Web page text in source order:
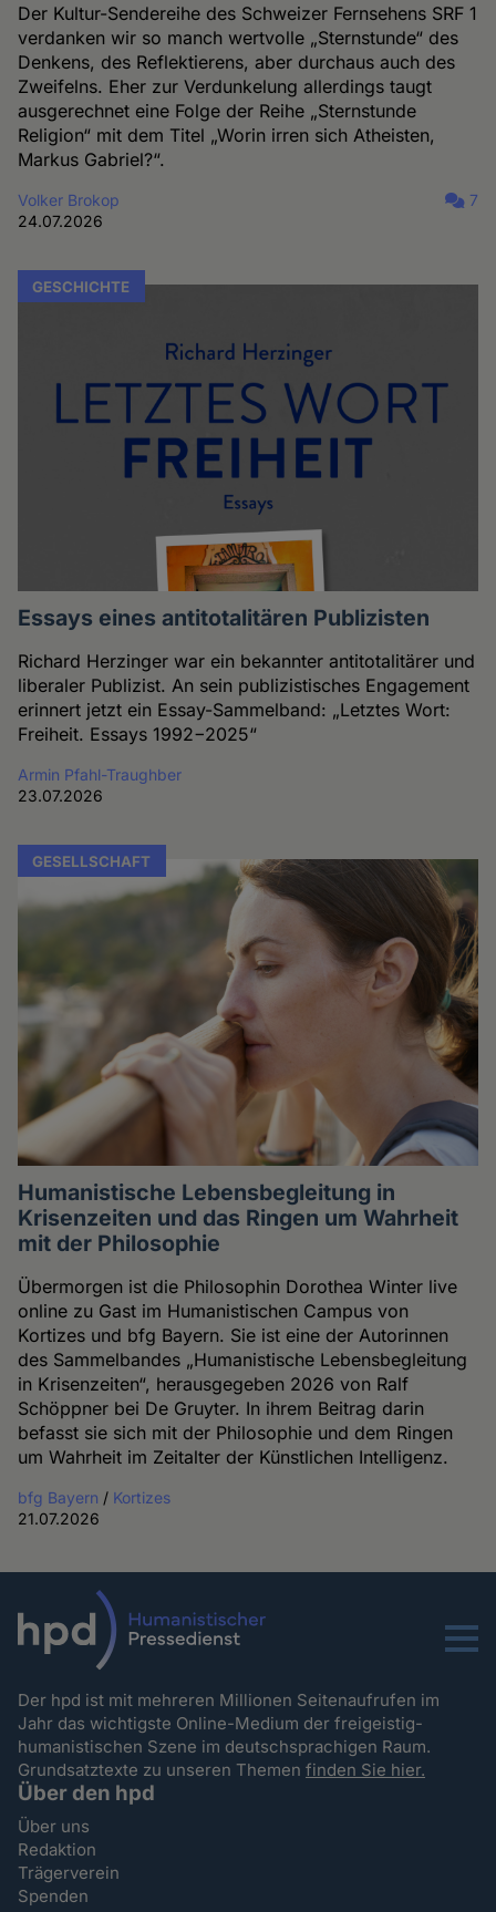
Der Kultur-Sendereihe des Schweizer Fernsehens SRF 1
verdanken wir so manch wertvolle „Sternstunde“ des
Denkens, des Reflektierens, aber durchaus auch des
Zweifelns. Eher zur Verdunkelung allerdings taugt
ausgerechnet eine Folge der Reihe „Sternstunde
Religion“ mit dem Titel „Worin irren sich Atheisten,
Markus Gabriel?“.
Volker Brokop
24.07.2026
7
GESCHICHTE
Essays eines antitotalitären Publizisten
Richard Herzinger war ein bekannter antitotalitärer und
liberaler Publizist. An sein publizistisches Engagement
erinnert jetzt ein Essay-Sammelband: „Letztes Wort:
Freiheit. Essays 1992−2025“
Armin Pfahl-Traughber
23.07.2026
GESELLSCHAFT
Humanistische Lebensbegleitung in
Krisenzeiten und das Ringen um Wahrheit
mit der Philosophie
Übermorgen ist die Philosophin Dorothea Winter live
online zu Gast im Humanistischen Campus von
Kortizes und bfg Bayern. Sie ist eine der Autorinnen
des Sammelbandes „Humanistische Lebensbegleitung
in Krisenzeiten“, herausgegeben 2026 von Ralf
Schöppner bei De Gruyter. In ihrem Beitrag darin
befasst sie sich mit der Philosophie und dem Ringen
um Wahrheit im Zeitalter der Künstlichen Intelligenz.
bfg Bayern / Kortizes
21.07.2026
Menu
Der hpd ist mit mehreren Millionen Seitenaufrufen im
Jahr das wichtigste Online-Medium der freigeistig-
humanistischen Szene im deutschsprachigen Raum.
Grundsatztexte zu unseren Themenfinden Sie hier.
Über den hpd
Über uns
Redaktion
Trägerverein
Spenden